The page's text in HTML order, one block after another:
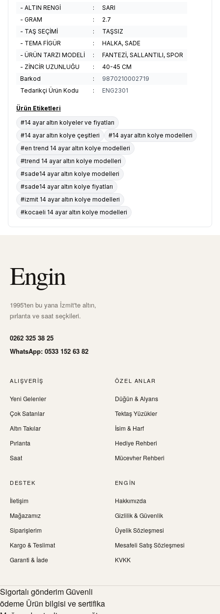
- ALTIN RENGİ
:
SARI
- GRAM
:
2.7
- TAŞ SEÇİMİ
:
TAŞSIZ
- TEMA FİGÜR
:
HALKA, SADE
- ÜRÜN TARZI MODELİ
:
FANTEZİ, SALLANTILI, SPOR
- ZİNCİR UZUNLUĞU
:
40-45 CM
Barkod
:
9870210002719
Tedarikçi Ürün Kodu
: ENG2301
Ürün Etiketleri
#14 ayar altın kolyeler ve fiyatları
#14 ayar altın kolye çeşitleri
#14 ayar altın kolye modelleri
#en trend 14 ayar altın kolye modelleri
#trend 14 ayar altın kolye modelleri
#sade14 ayar altın kolye modelleri
#sade14 ayar altın kolye fiyatları
#izmit 14 ayar altın kolye modelleri
#kocaeli 14 ayar altın kolye modelleri
Engin
1995'ten bu yana İzmit'te altın,
pırlanta ve saat seçkileri.
0262 325 38 25
WhatsApp: 0533 152 63 82
ALIŞVERIŞ
Yeni Gelenler
Çok Satanlar
Altın Takılar
Pırlanta
Saat
ÖZEL ANLAR
Düğün & Alyans
Tektaş Yüzükler
İsim & Harf
Hediye Rehberi
Mücevher Rehberi
DESTEK
İletişim
Mağazamız
Siparişlerim
Kargo & Teslimat
Garanti & İade
ENGIN
Hakkımızda
Gizlilik & Güvenlik
Üyelik Sözleşmesi
Mesafeli Satış Sözleşmesi
KVKK
Sigortalı gönderim Güvenli
ödeme Ürün bilgisi ve sertifika